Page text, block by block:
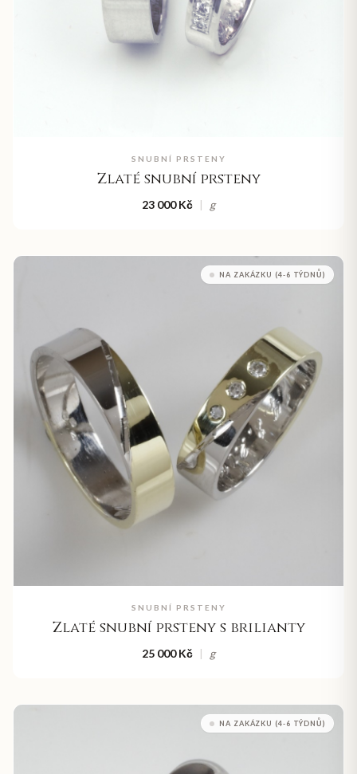
SNUBNÍ PRSTENY
Zlaté snubní prsteny
23 000 Kč | g
NA ZAKÁZKU (4-6 TÝDNŮ)
SNUBNÍ PRSTENY
Zlaté snubní prsteny s brilianty
25 000 Kč | g
NA ZAKÁZKU (4-6 TÝDNŮ)